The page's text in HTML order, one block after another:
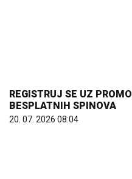
REGISTRUJ SE UZ
BESPLATNIH SPINOVA
20. 07. 2026 08:04